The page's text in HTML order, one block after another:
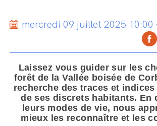
mercredi 09 juillet 2025 10:00
Laissez vous guider sur les
forêt de la Vallée boisée de
recherche des traces et
de ses discrets habitants. En
leurs modes de vie, nous
mieux les reconnaître et les